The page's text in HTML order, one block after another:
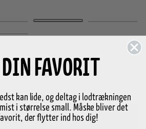
valgte
Læg i kurv
FAVORIT
kan lide, og deltag i lodtrækningen
i størrelse small. Måske bliver det
der flytter ind hos dig!